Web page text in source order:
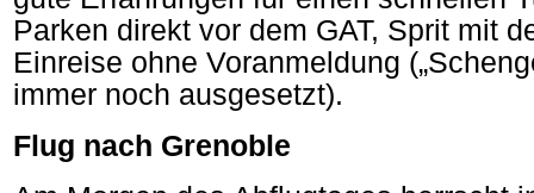
Parken direkt vor dem GAT, Sprit mit
Einreise ohne Voranmeldung
immer noch ausgesetzt).
Flug nach Grenoble